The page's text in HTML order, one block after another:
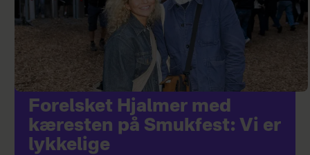
Forelsket Hjalmer med
kæresten på Smukfest: Vi er
lykkelige